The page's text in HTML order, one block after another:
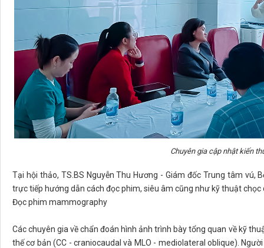
Chuyên gia cập nhật kiến
Tại hội thảo, TS.BS Nguyễn Thu Hương - Giám đốc Trung tâm vú,
trực tiếp hướng dẫn cách đọc phim, siêu âm cũng như kỹ thuật
Đọc phim mammography
Các chuyên gia về chẩn đoán hình ảnh trình bày tổng quan về kỹ
thế cơ bản (CC - craniocaudal và MLO - mediolateral oblique).